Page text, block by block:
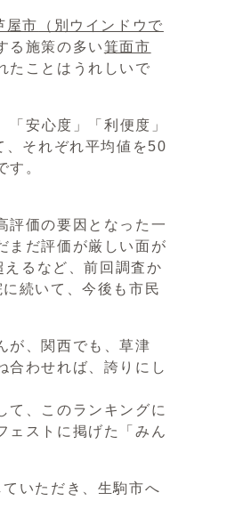
屋市
（別ウインドウで
る施策の多い箕面市
たことはうれしいで
安心度」「利便度」
、それぞれ平均値を50
。
評価の要因となった一
まだ評価が厳しい面が
るなど、前回調査か
続いて、今後も市民
が、関西でも、草津
合わせれば、誇りにし
て、このランキングに
ェストに掲げた「みん
いただき、生駒市へ